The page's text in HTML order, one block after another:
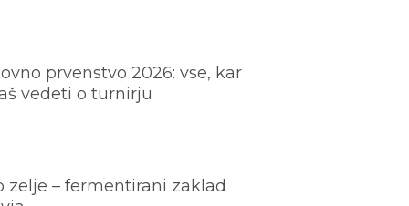
prvenstvo 2026: vse, kar
vedeti o turnirju
zelje – fermentirani zaklad